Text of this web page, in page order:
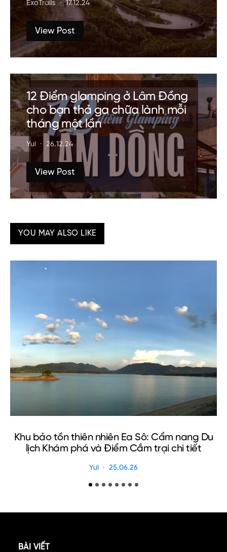
ExoTrails 17.12.24
View Post
12 Điểm glamping ở Lâm Đồng
cho bạn thả ga chữa lành mỗi
tháng một lần
Yui 26.12.24
View Post
YOU MAY ALSO LIKE
Khu bảo tồn thiên nhiên Ea Sô: Cẩm nang Du
lịch Khám phá và Điểm Cắm trại chi tiết
Yui 25.06.26
BÀI VIẾT